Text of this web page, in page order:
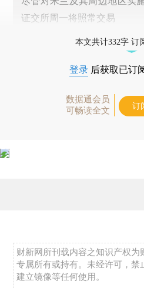
证交所周一将照常交易
本文共计332字 订
登录 后获取已订
数据通会员
可畅读全文
订
财新网所刊载内容之知识产权为
专属所有或持有。未经许可，禁
建立镜像等任何使用。